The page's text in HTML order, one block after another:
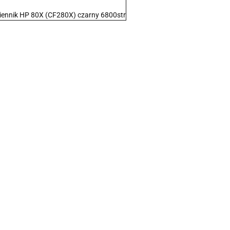
HP 80X (CF280X) czarny 6800str